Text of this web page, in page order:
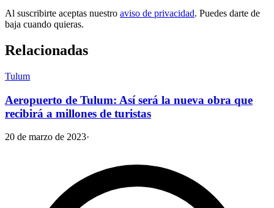
Al suscribirte aceptas nuestro aviso de privacidad. Puedes darte de
baja cuando quieras.
Relacionadas
Tulum
Aeropuerto de Tulum: Así será la nueva obra que
recibirá a millones de turistas
20 de marzo de 2023·